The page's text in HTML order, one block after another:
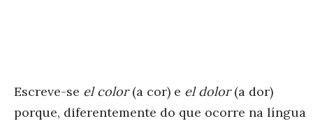
Escreve-se el color(a cor) e el dolor(a dor)
porque, diferentemente do que ocorre na língua